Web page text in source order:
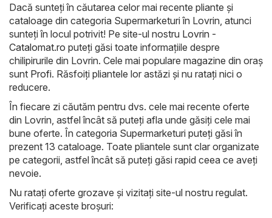
Dacă sunteți în căutarea celor mai recente pliante și
cataloage din categoria Supermarketuri în Lovrin, atunci
sunteți în locul potrivit! Pe site-ul nostru Lovrin -
Catalomat.ro puteți găsi toate informațiile despre
chilipirurile din Lovrin. Cele mai populare magazine din oraș
sunt Profi. Răsfoiți pliantele lor astăzi și nu ratați nici o
reducere.
În fiecare zi căutăm pentru dvs. cele mai recente oferte
din Lovrin, astfel încât să puteți afla unde găsiți cele mai
bune oferte. În categoria Supermarketuri puteți găsi în
prezent 13 cataloage. Toate pliantele sunt clar organizate
pe categorii, astfel încât să puteți găsi rapid ceea ce aveți
nevoie.
Nu ratați oferte grozave și vizitați site-ul nostru regulat.
Verificați aceste broșuri: